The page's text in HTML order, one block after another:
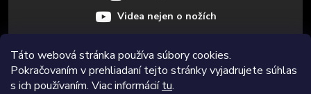
Táto webová stránka používa súbory cookies.
Pokračovaním v prehliadaní tejto stránky vyjadrujete súhlas
s ich používaním. Viac informáciítu.
Informace pro vás
Videa nejen o nožích